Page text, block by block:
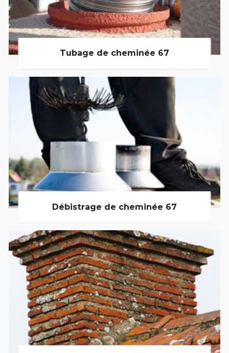
Tubage de cheminée 67
Débistrage de cheminée 67